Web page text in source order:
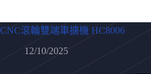
CNC滾輪雙端車搪機 HC8006
12/10/2025